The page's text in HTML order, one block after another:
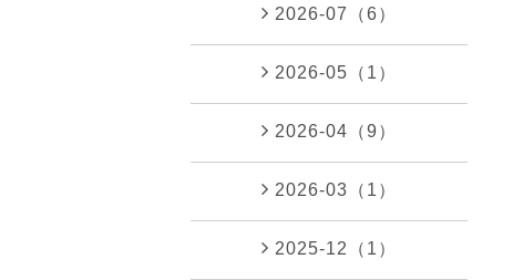
2026-07（6）
2026-05（1）
2026-04（9）
2026-03（1）
2025-12（1）